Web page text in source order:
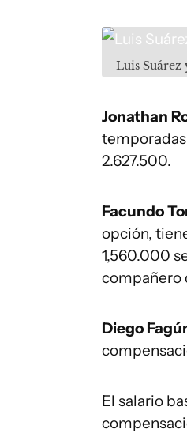
Luis Suárez
Jonathan
2.627.500.
Facundo
opción,
1,560.000
compañero
Diego
El salario